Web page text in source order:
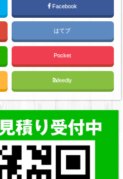
Facebook
はてブ
Pocket
feedly